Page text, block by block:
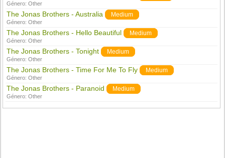
Género:Other
The Jonas Brothers - Australia Medium
Género:Other
The Jonas Brothers - Hello Beautiful Medium
Género:Other
The Jonas Brothers - Tonight Medium
Género:Other
The Jonas Brothers - Time For Me To Fly Medium
Género:Other
The Jonas Brothers - Paranoid Medium
Género:Other